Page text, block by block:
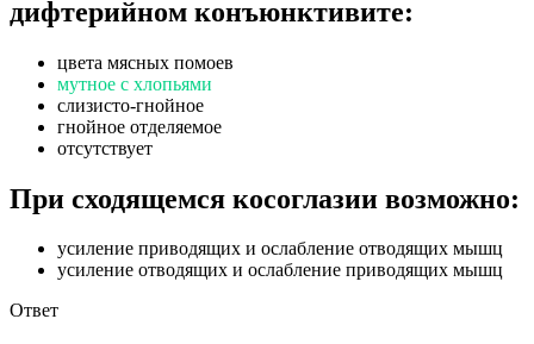
дифтерийном конъюнктивите:
цвета мясных помоев
мутное с хлопьями
слизисто-гнойное
гнойное отделяемое
отсутствует
При сходящемся косоглазии возможно:
усиление приводящих и ослабление отводящих мышц
усиление отводящих и ослабление приводящих мышц
Ответ